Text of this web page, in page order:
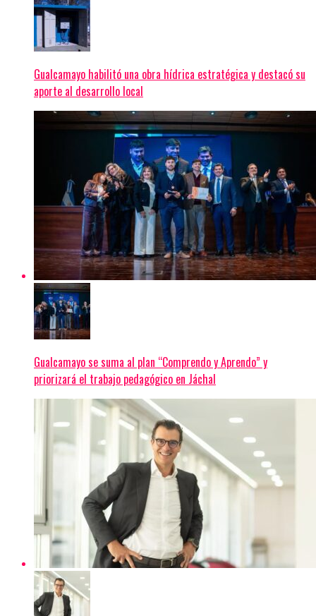
Gualcamayo habilitó una obra hídrica estratégica y destacó su
aporte al desarrollo local
Gualcamayo se suma al plan “Comprendo y Aprendo” y
priorizará el trabajo pedagógico en Jáchal